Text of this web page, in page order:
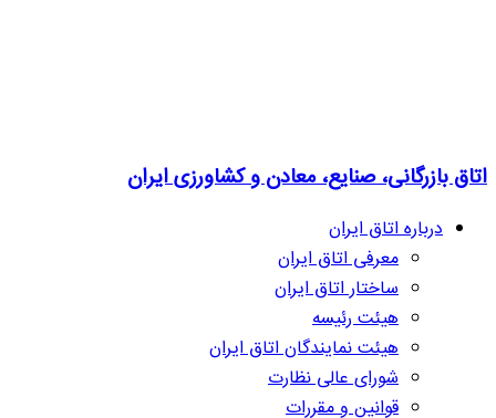
اتاق بازرگانی، صنایع، معادن و کشاورزی ایران
درباره اتاق ایران
معرفی اتاق ایران
ساختار اتاق ایران
هیئت رئیسه
هیئت نمایندگان اتاق ایران
شورای عالی نظارت
قوانین و مقررات